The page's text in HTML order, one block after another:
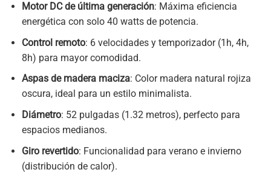
Motor DC de última generación: Máxima eficiencia
energética con solo 40 watts de potencia.
Control remoto: 6 velocidades y temporizador (1h, 4h,
8h) para mayor comodidad.
Aspas de madera maciza: Color madera natural rojiza
oscura, ideal para un estilo minimalista.
Diámetro: 52 pulgadas (1.32 metros), perfecto para
espacios medianos.
Giro revertido: Funcionalidad para verano e invierno
(distribución de calor).